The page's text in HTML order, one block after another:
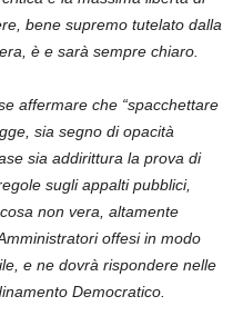
bene supremo tutelato dalla
è e sarà sempre chiaro.
affermare che “spacchettare
sia segno di opacità
sia addirittura la prova di
sugli appalti pubblici,
non vera, altamente
offesi in modo
e ne dovrà rispondere nelle
Democratico.